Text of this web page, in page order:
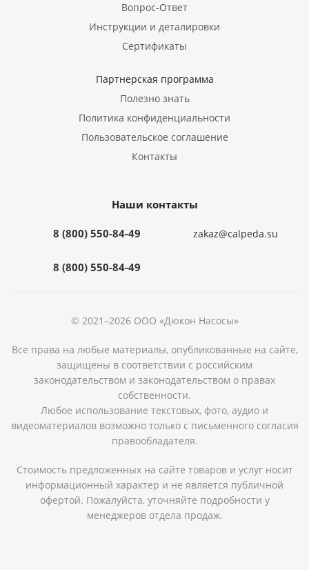
Вопрос-Ответ
Инструкции и деталировки
Сертификаты
Партнерская программа
Полезно знать
Политика конфиденциальности
Пользовательское соглашение
Контакты
Наши контакты
8 (800) 550-84-49
8 (800) 550-84-49
zakaz@calpeda.su
© 2021–2026 ООО «Дюкон Насосы»
Все права на любые материалы, опубликованные на сайте,
защищены в соответствии с российским
законодательством и законодательством о правах
собственности.
Любое использование текстовых, фото, аудио и
видеоматериалов возможно только с письменного согласия
правообладателя.
Стоимость предложенных на сайте товаров и услуг носит
информационный характер и не является публичной
офертой. Пожалуйста, уточняйте подробности у
менеджеров отдела продаж.